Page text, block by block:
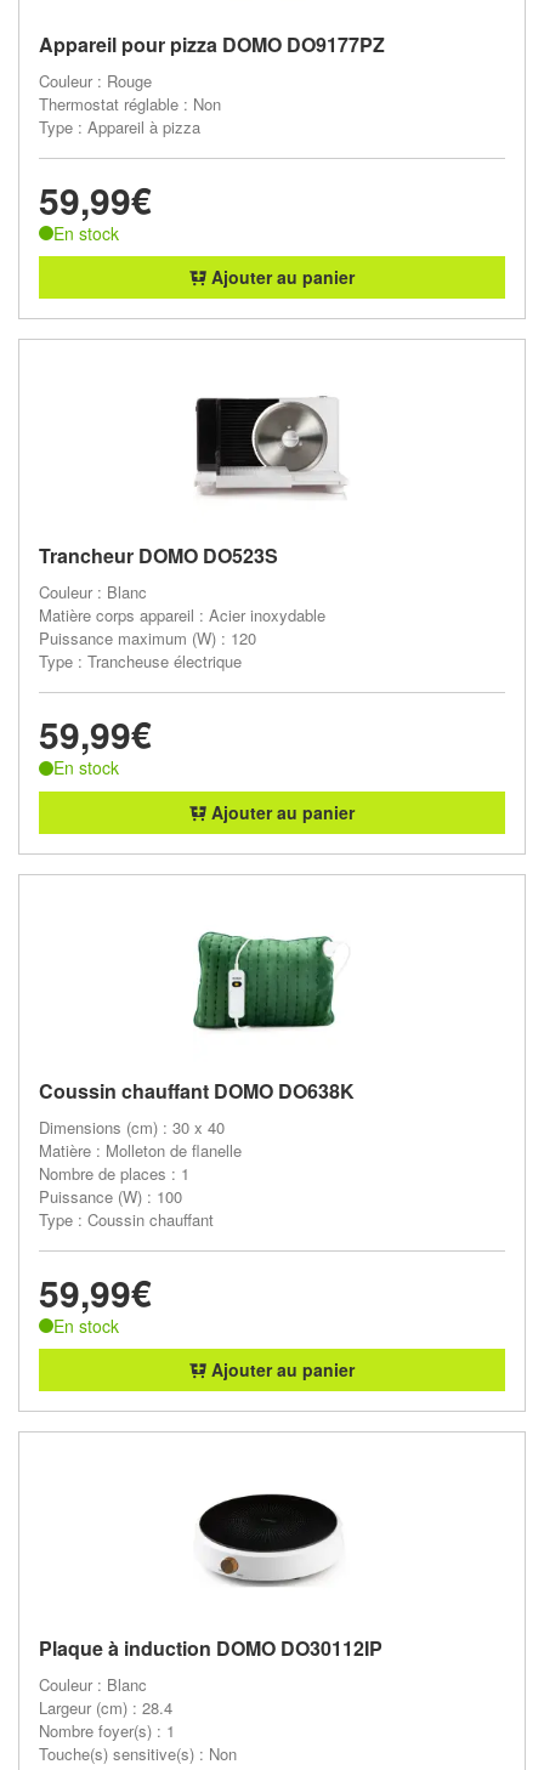
Appareil pour pizza DOMO DO9177PZ
Couleur : Rouge
Thermostat réglable : Non
Type : Appareil à pizza
59,99€
En stock
Ajouter au panier
Trancheur DOMO DO523S
Couleur : Blanc
Matière corps appareil : Acier inoxydable
Puissance maximum (W) : 120
Type : Trancheuse électrique
59,99€
En stock
Ajouter au panier
Coussin chauffant DOMO DO638K
Dimensions (cm) : 30 x 40
Matière : Molleton de flanelle
Nombre de places : 1
Puissance (W) : 100
Type : Coussin chauffant
59,99€
En stock
Ajouter au panier
Plaque à induction DOMO DO30112IP
Couleur : Blanc
Largeur (cm) : 28.4
Nombre foyer(s) : 1
Touche(s) sensitive(s) : Non